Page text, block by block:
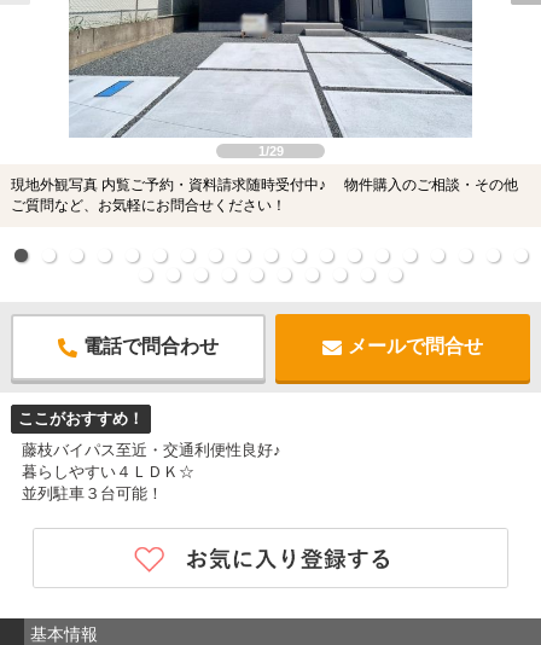
1/29
現地外観写真 内覧ご予約・資料請求随時受付中♪ 物件購入のご相談・その他
ご質問など、お気軽にお問合せください！
電話で問合わせ メールで問合せ
ここがおすすめ！
藤枝バイパス至近・交通利便性良好♪
暮らしやすい４ＬＤＫ☆
並列駐車３台可能！
基本情報